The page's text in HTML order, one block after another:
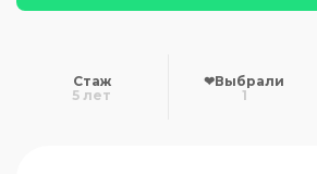
Стаж
5 лет
❤Выбрали
1